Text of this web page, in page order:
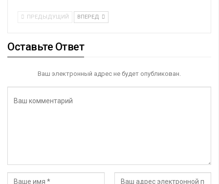
ПРЕДЫДУЩИЙ ВПЕРЕД
Оставьте Ответ
Ваш электронный адрес не будет опубликован.